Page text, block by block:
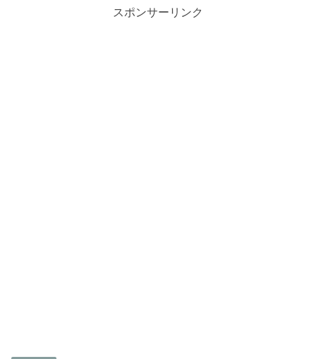
スポンサーリンク